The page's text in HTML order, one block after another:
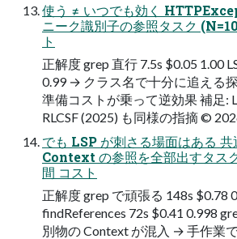
使う ≠ いつでも効く
ニーク識別子の参照タスク
ト
正解度 grep 直行 7.5s $0.05 1.00
0.99 → クラス名で十分に追える
準備コストが乗って逆効果 補足:
RLCSF (2025) も同様の指摘 ©
でも LSP が刺さる場面はある 共
Context の参照を全部出すタス
間 コスト
正解度 grep で頑張る 148s $0.78
findReferences 72s $0.41 0.998
別物の Context が混入 → 手作業